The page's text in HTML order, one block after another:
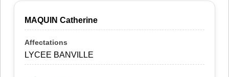
MAQUIN Catherine
LYCEE BANVILLE